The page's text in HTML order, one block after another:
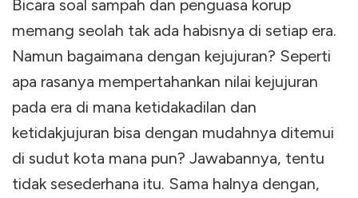
Bicara soal sampah dan penguasa korup
memang seolah tak ada habisnya di setiap era.
Namun bagaimana dengan kejujuran? Seperti
apa rasanya mempertahankan nilai kejujuran
pada era di mana ketidakadilan dan
ketidakjujuran bisa dengan mudahnya ditemui
di sudut kota mana pun? Jawabannya, tentu
tidak sesederhana itu. Sama halnya dengan,